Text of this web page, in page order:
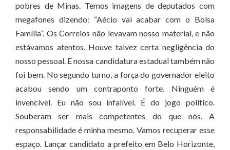
pobres de Minas. Temos imagens de deputados com
megafones dizendo: “Aécio vai acabar com o Bolsa
Família”. Os Correios não levavam nosso material, e não
estávamos atentos. Houve talvez certa negligência do
nosso pessoal. E nossa candidatura estadual também não
foi bem. No segundo turno, a força do governador eleito
acabou sendo um contraponto forte. Ninguém é
invencível. Eu não sou infalível. É do jogo político.
Souberam ser mais competentes do que nós. A
responsabilidade é minha mesmo. Vamos recuperar esse
espaço. Lançar candidato a prefeito em Belo Horizonte,